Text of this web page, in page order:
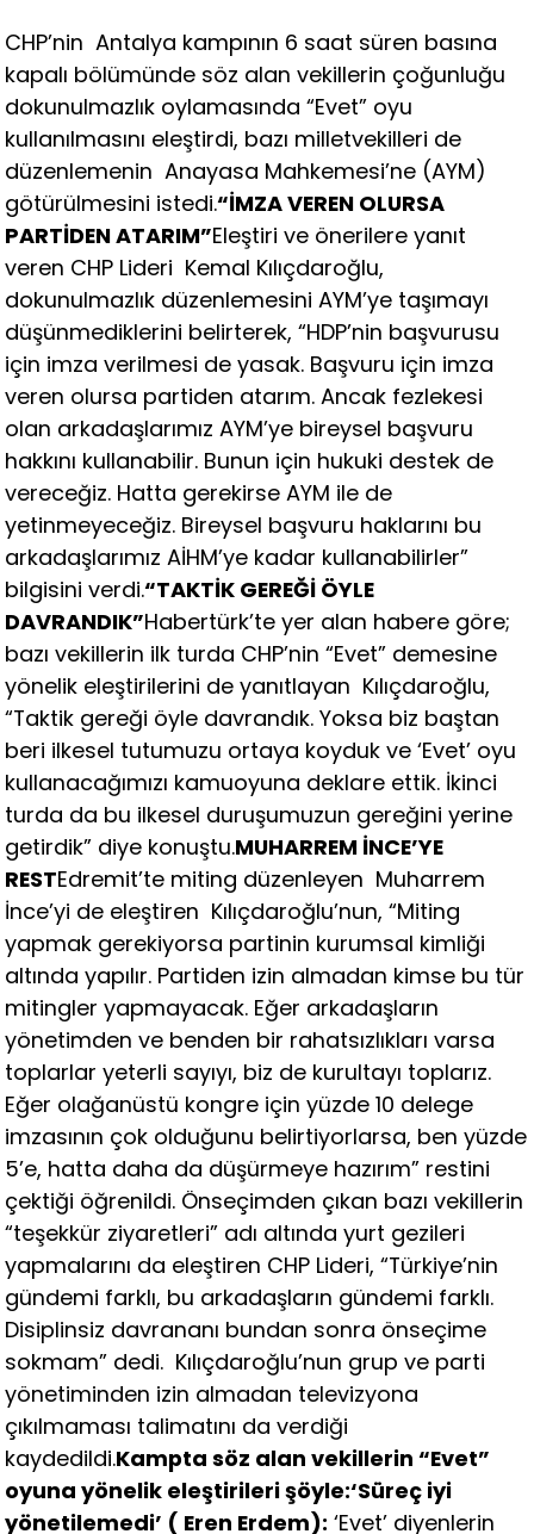
CHP’nin Antalya kampının 6 saat süren basına
kapalı bölümünde söz alan vekillerin çoğunluğu
dokunulmazlık oylamasında “Evet” oyu
kullanılmasını eleştirdi, bazı milletvekilleri de
düzenlemenin Anayasa Mahkemesi’ne (AYM)
götürülmesini istedi.“İMZA VEREN OLURSA
PARTİDEN ATARIM”Eleştiri ve önerilere yanıt
veren CHP Lideri Kemal Kılıçdaroğlu,
dokunulmazlık düzenlemesini AYM’ye taşımayı
düşünmediklerini belirterek, “HDP’nin başvurusu
için imza verilmesi de yasak. Başvuru için imza
veren olursa partiden atarım. Ancak fezlekesi
olan arkadaşlarımız AYM’ye bireysel başvuru
hakkını kullanabilir. Bunun için hukuki destek de
vereceğiz. Hatta gerekirse AYM ile de
yetinmeyeceğiz. Bireysel başvuru haklarını bu
arkadaşlarımız AİHM’ye kadar kullanabilirler”
bilgisini verdi.“TAKTİK GEREĞİ ÖYLE
DAVRANDIK”Habertürk’te yer alan habere göre;
bazı vekillerin ilk turda CHP’nin “Evet” demesine
yönelik eleştirilerini de yanıtlayan Kılıçdaroğlu,
“Taktik gereği öyle davrandık. Yoksa biz baştan
beri ilkesel tutumuzu ortaya koyduk ve ‘Evet’ oyu
kullanacağımızı kamuoyuna deklare ettik. İkinci
turda da bu ilkesel duruşumuzun gereğini yerine
getirdik” diye konuştu.MUHARREM İNCE’YE
RESTEdremit’te miting düzenleyen Muharrem
İnce’yi de eleştiren Kılıçdaroğlu’nun, “Miting
yapmak gerekiyorsa partinin kurumsal kimliği
altında yapılır. Partiden izin almadan kimse bu tür
mitingler yapmayacak. Eğer arkadaşların
yönetimden ve benden bir rahatsızlıkları varsa
toplarlar yeterli sayıyı, biz de kurultayı toplarız.
Eğer olağanüstü kongre için yüzde 10 delege
imzasının çok olduğunu belirtiyorlarsa, ben yüzde
5’e, hatta daha da düşürmeye hazırım” restini
çektiği öğrenildi. Önseçimden çıkan bazı vekillerin
“teşekkür ziyaretleri” adı altında yurt gezileri
yapmalarını da eleştiren CHP Lideri, “Türkiye’nin
gündemi farklı, bu arkadaşların gündemi farklı.
Disiplinsiz davrananı bundan sonra önseçime
sokmam” dedi. Kılıçdaroğlu’nun grup ve parti
yönetiminden izin almadan televizyona
çıkılmaması talimatını da verdiği
kaydedildi.Kampta söz alan vekillerin “Evet”
oyuna yönelik eleştirileri şöyle:‘Süreç iyi
yönetilemedi’ ( Eren Erdem): ‘Evet’ diyenlerin